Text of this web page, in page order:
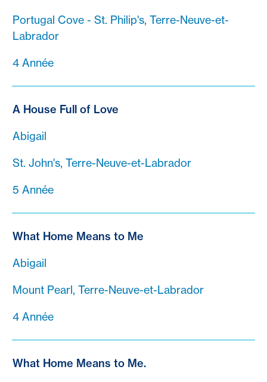
Portugal Cove - St. Philip's, Terre-Neuve-et-
Labrador
4 Année
A House Full of Love
Abigail
St. John's, Terre-Neuve-et-Labrador
5 Année
What Home Means to Me
Abigail
Mount Pearl, Terre-Neuve-et-Labrador
4 Année
What Home Means to Me.